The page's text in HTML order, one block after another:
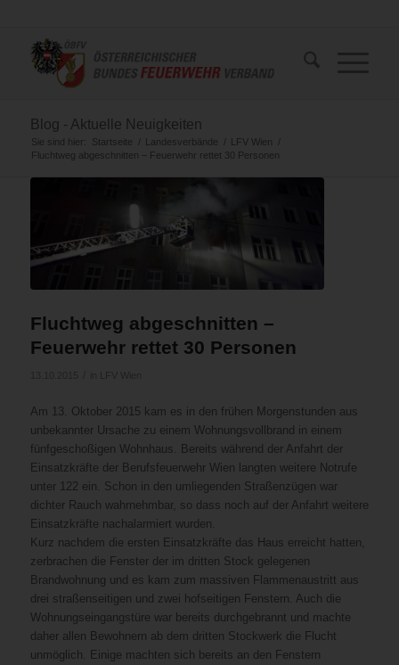
Blog - Aktuelle Neuigkeiten
Sie sind hier: Startseite / Landesverbände / LFV Wien
/
Fluchtweg abgeschnitten – Feuerwehr rettet 30 Personen
Fluchtweg abgeschnitten –
Feuerwehr rettet 30 Personen
Am 13. Oktober 2015 kam es in den frühen Morgenstunden aus
unbekannter Ursache zu einem Wohnungsvollbrand in einem
fünfgeschoßigen Wohnhaus. Bereits während der Anfahrt der
Einsatzkräfte der Berufsfeuerwehr Wien langten weitere Notrufe
unter 122 ein. Schon in den umliegenden Straßenzügen war
dichter Rauch wahrnehmbar, so dass noch auf der Anfahrt weitere
Einsatzkräfte nachalarmiert wurden.
Kurz nachdem die ersten Einsatzkräfte das Haus erreicht hatten,
zerbrachen die Fenster der im dritten Stock gelegenen
Brandwohnung und es kam zum massiven Flammenaustritt aus
drei straßenseitigen und zwei hofseitigen Fenstern. Auch die
Wohnungseingangstüre war bereits durchgebrannt und machte
daher allen Bewohnern ab dem dritten Stockwerk die Flucht
unmöglich. Einige machten sich bereits an den Fenstern